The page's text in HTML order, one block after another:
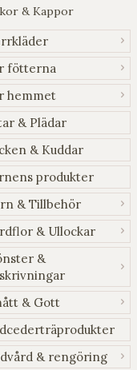
& Kappor
fötterna
hemmet
& Plädar
& Kuddar
produkter
& Tillbehör
& Ullockar
&
& Gott
& rengöring